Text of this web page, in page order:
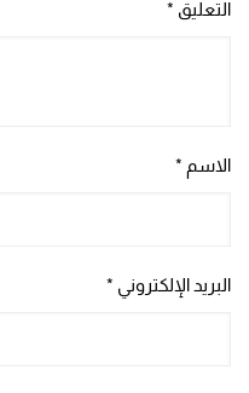
التعليق *
الاسم *
البريد الإلكتروني *